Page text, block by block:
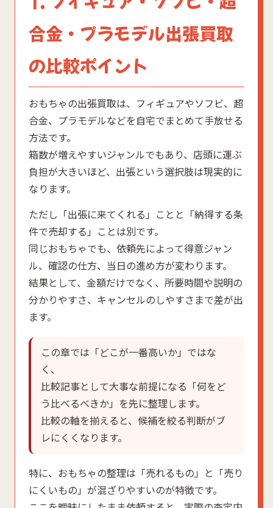
合金・プラモデル出張買取
の比較ポイント
おもちゃの出張買取は、フィギュアやソフビ、超
合金、プラモデルなどを自宅でまとめて手放せる
方法です。
箱数が増えやすいジャンルでもあり、店頭に運ぶ
負担が大きいほど、出張という選択肢は現実的に
なります。
ただし「出張に来てくれる」ことと「納得する条
件で売却する」ことは別です。
同じおもちゃでも、依頼先によって得意ジャン
ル、確認の仕方、当日の進め方が変わります。
結果として、金額だけでなく、所要時間や説明の
分かりやすさ、キャンセルのしやすさまで差が出
ます。
この章では「どこが一番高いか」ではな
く、
比較記事として大事な前提になる「何をど
う比べるべきか」を先に整理します。
比較の軸を揃えると、候補を絞る判断がブ
レにくくなります。
特に、おもちゃの整理は「売れるもの」と「売り
にくいもの」が混ざりやすいのが特徴です。